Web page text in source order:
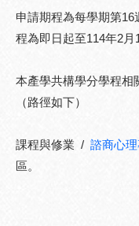
申請期程為每學期第
程為即日起至114年2
本產學共構學分學程相
（路徑如下）
課程與修業 / 諮商心
區。